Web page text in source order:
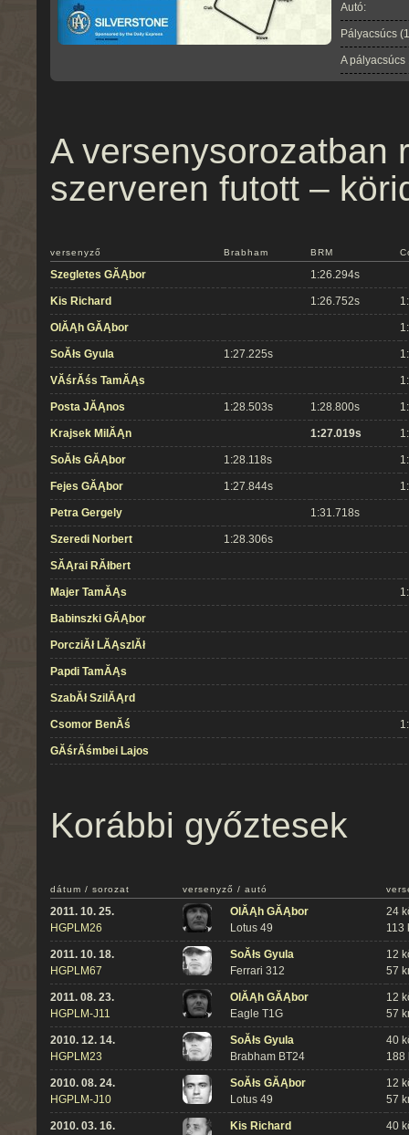
Autó:
Pályacsúcs
A pályacsúcs
A versenysorozatban
szerveren futott –
versenyző Brabham BRM
Szegletes GĂĄbor 1:26.294s
Kis Richard 1:26.752s
OlĂĄh GĂĄbor
SoĂłs Gyula 1:27.225s
VĂśrĂśs TamĂĄs
Posta JĂĄnos 1:28.503s 1:28.800s
Krajsek MilĂĄn 1:27.019s
SoĂłs GĂĄbor 1:28.118s
Fejes GĂĄbor 1:27.844s
Petra Gergely 1:31.718s
Szeredi Norbert 1:28.306s
SĂĄrai RĂłbert
Majer TamĂĄs
Babinszki GĂĄbor
PorcziĂł LĂĄszlĂł
Papdi TamĂĄs
SzabĂł SzilĂĄrd
Csomor BenĂś
GĂśrĂśmbei Lajos
Korábbi győztesek
dátum / sorozat versenyző / autó
2011. 10. 25.
HGPLM26
OlĂĄh GĂĄbor
Lotus 49
24
113
2011. 10. 18.
HGPLM67
SoĂłs Gyula
Ferrari 312
12
57
2011. 08. 23.
HGPLM-J11
OlĂĄh GĂĄbor
Eagle T1G
12
57
2010. 12. 14.
HGPLM23
SoĂłs Gyula
Brabham BT24
40
188
2010. 08. 24.
HGPLM-J10
SoĂłs GĂĄbor
Lotus 49
12
57
2010. 03. 16.
Kis Richard
40